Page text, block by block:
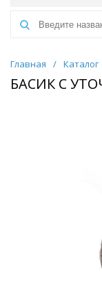
Главная / Каталог
БАСИК С